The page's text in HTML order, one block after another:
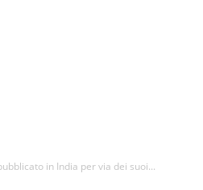
in India per via dei suoi...